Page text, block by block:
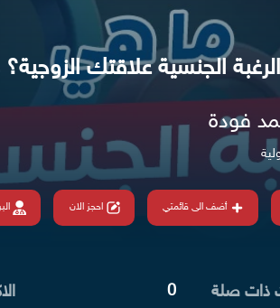
الجنسية علاقتك
فودة
أضف الى قائمتي احجز الان
ذات صلة 0